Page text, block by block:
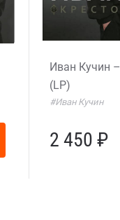
Иван Кучин
(LP)
#Иван Кучин
2 450 ₽